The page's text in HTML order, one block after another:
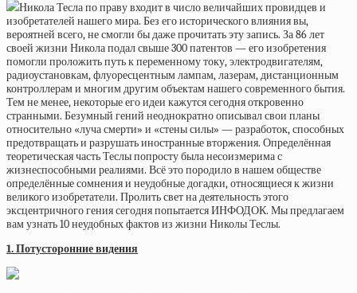
Никола Тесла по праву входит в число величайших провидцев и
изобретателей нашего мира. Без его исторического влияния вы,
вероятней всего, не смогли бы даже прочитать эту запись. За 86 лет
своей жизни Никола подал свыше 300 патентов — его изобретения
помогли проложить путь к переменному току, электродвигателям,
радиоустановкам, флуоресцентным лампам, лазерам, дистанционным
контроллерам и многим другим объектам нашего современного бытия.
Тем не менее, некоторые его идеи кажутся сегодня откровенно
странными. Безумный гений неоднократно описывал свои планы
относительно «луча смерти» и «стены силы» — разработок, способных
предотвращать и разрушать иностранные вторжения. Определённая
теоретическая часть Теслы попросту была несоизмерима с
жизнеспособными реалиями. Всё это породило в нашем обществе
определённые сомнения и неудобные догадки, относящиеся к жизни
великого изобретатели. Пролить свет на деятельность этого
эксцентричного гения сегодня попытается ИНФОДОК. Мы предлагаем
вам узнать 10 неудобных фактов из жизни Николы Теслы.
1. Потусторонние видения